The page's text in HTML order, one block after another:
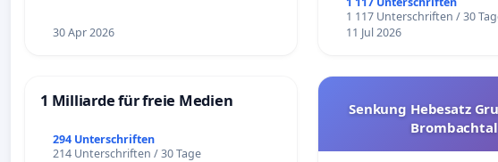
30 Apr 2026
1 117 Unterschriften / 30
11 Jul 2026
1 Milliarde für freie Medien
294 Unterschriften
214 Unterschriften / 30 Tage
Senkung Hebesatz
Brombachtal